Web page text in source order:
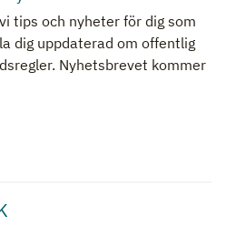
tips och nyheter för dig som
dig uppdaterad om offentlig
Nyhetsbrevet kommer